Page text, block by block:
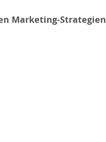
Marketing-Strategien